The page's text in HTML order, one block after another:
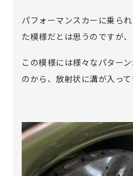
パフォーマンスカーに乗ら
た模様だとは思うのですが、
この模様には様々なパター
のから、放射状に溝が入っ